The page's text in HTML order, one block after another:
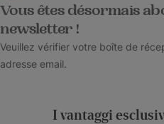
Vous êtes désormais
newsletter !
Veuillez vérifier votre boîte de
adresse email.
I vantaggi